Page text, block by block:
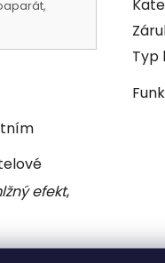
efekt,
Typ